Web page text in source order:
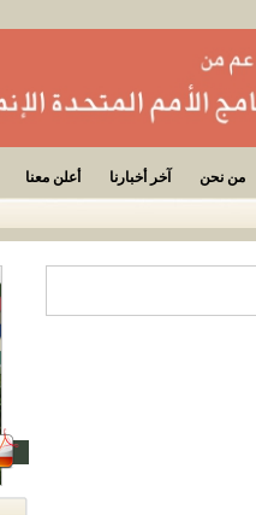
من نحن آخر أخبارنا أعلن معنا